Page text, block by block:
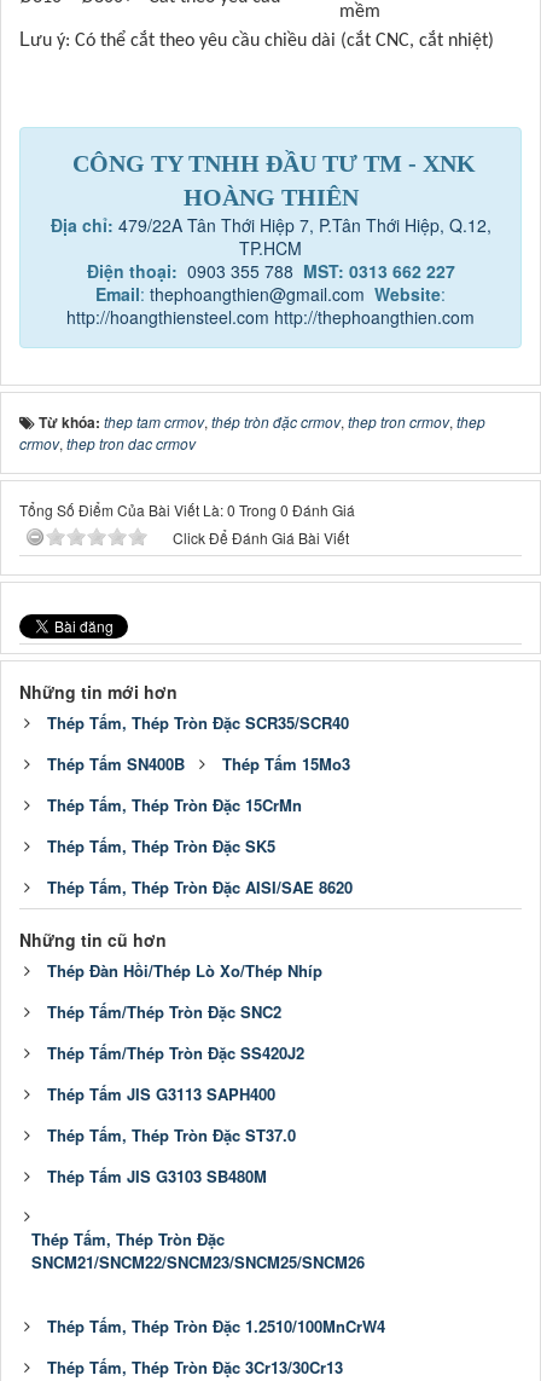
mềm
Lưu ý: Có thể cắt theo yêu cầu chiều dài (cắt CNC, cắt nhiệt)
CÔNG TY TNHH ĐẦU TƯ TM - XNK
HOÀNG THIÊN
Địa chỉ: 479/22A Tân Thới Hiệp 7, P.Tân Thới Hiệp, Q.12,
TP.HCM
Điện thoại: 0903 355 788 MST: 0313 662 227
Email: thephoangthien@gmail.com Website:
http://hoangthiensteel.com http://thephoangthien.com
Từ khóa: thep tam crmov, thép tròn đặc crmov, thep tron crmov, thep
crmov, thep tron dac crmov
Tổng Số Điểm Của Bài Viết Là: 0 Trong 0 Đánh Giá
Click Để Đánh Giá Bài Viết
Những tin mới hơn
Thép Tấm, Thép Tròn Đặc SCR35/SCR40
Thép Tấm SN400B
Thép Tấm 15Mo3
Thép Tấm, Thép Tròn Đặc 15CrMn
Thép Tấm, Thép Tròn Đặc SK5
Thép Tấm, Thép Tròn Đặc AISI/SAE 8620
Những tin cũ hơn
Thép Đàn Hồi/Thép Lò Xo/Thép Nhíp
Thép Tấm/Thép Tròn Đặc SNC2
Thép Tấm/Thép Tròn Đặc SS420J2
Thép Tấm JIS G3113 SAPH400
Thép Tấm, Thép Tròn Đặc ST37.0
Thép Tấm JIS G3103 SB480M
Thép Tấm, Thép Tròn Đặc
SNCM21/SNCM22/SNCM23/SNCM25/SNCM26
Thép Tấm, Thép Tròn Đặc 1.2510/100MnCrW4
Thép Tấm, Thép Tròn Đặc 3Cr13/30Cr13